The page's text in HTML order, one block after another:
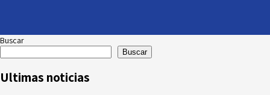
Buscar
Buscar
Ultimas noticias